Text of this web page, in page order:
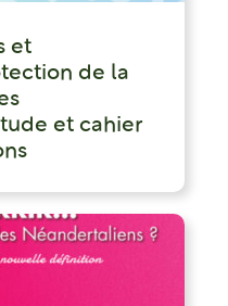
et
de la
et cahier